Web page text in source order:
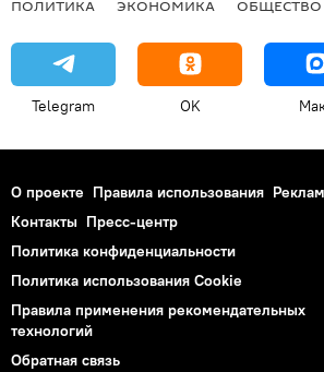
ПОЛИТИКА ЭКОНОМИКА ОБЩЕСТВО
Telegram OK
О проекте Правила использования
Контакты Пресс-центр
Политика конфиденциальности
Политика использования Cookie
Правила применения рекомендательных
технологий
Обратная связь